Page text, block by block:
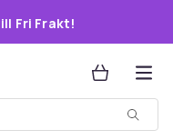
Fri Frakt!